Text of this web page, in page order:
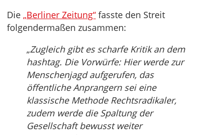
Die „Berliner Zeitung“ fasste den Streit
folgendermaßen zusammen:
„Zugleich gibt es scharfe Kritik an dem
hashtag. Die Vorwürfe: Hier werde zur
Menschenjagd aufgerufen, das
öffentliche Anprangern sei eine
klassische Methode Rechtsradikaler,
zudem werde die Spaltung der
Gesellschaft bewusst weiter